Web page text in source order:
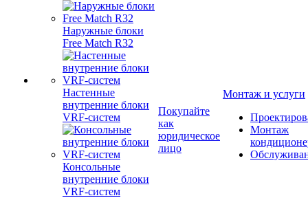
Наружные блоки
Free Match R32
Настенные
внутренние блоки
VRF-систем
Консольные
внутренние блоки
VRF-систем
Покупайте
как
юридическое
лицо
Монтаж и услуги
Монтаж